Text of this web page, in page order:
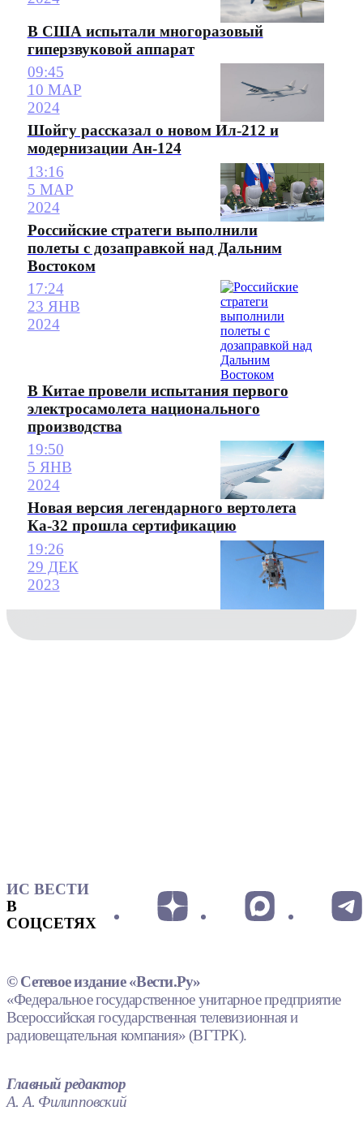
В США испытали многоразовый
гиперзвуковой аппарат
09:45
10 МАР
2024
Шойгу рассказал о новом Ил-212 и
модернизации Ан-124
13:16
5 МАР
2024
Российские стратеги выполнили
полеты с дозаправкой над Дальним
Востоком
17:24
23 ЯНВ
2024
В Китае провели испытания первого
электросамолета национального
производства
19:50
5 ЯНВ
2024
Новая версия легендарного вертолета
Ка-32 прошла сертификацию
19:26
29 ДЕК
2023
ИС ВЕСТИ
В
СОЦСЕТЯХ
© Сетевое издание «Вести.Ру»
«Федеральное государственное унитарное предприятие
Всероссийская государственная телевизионная и
радиовещательная компания» (ВГТРК).
Главный редактор
А. А. Филипповский